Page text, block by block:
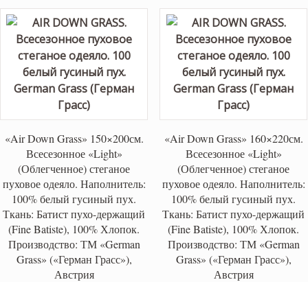
«Air Down Grass» 150×200см.
Всесезонное «Light»
(Облегченное) стеганое
пуховое одеяло. Наполнитель:
100% белый гусиный пух.
Ткань: Батист пухо-держащий
(Fine Batiste), 100% Хлопок.
Производство: ТМ «German
Grass» («Герман Грасс»),
Австрия
«Air Down Grass» 160×220см.
Всесезонное «Light»
(Облегченное) стеганое
пуховое одеяло. Наполнитель:
100% белый гусиный пух.
Ткань: Батист пухо-держащий
(Fine Batiste), 100% Хлопок.
Производство: ТМ «German
Grass» («Герман Грасс»),
Австрия